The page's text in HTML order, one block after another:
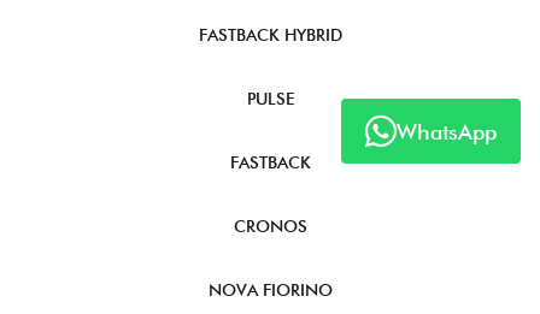
WhatsApp
FASTBACK HYBRID
PULSE
FASTBACK
CRONOS
NOVA FIORINO